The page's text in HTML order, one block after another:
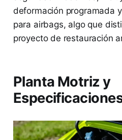
deformación programada
para airbags, algo que
proyecto de restauración
Planta Motriz y